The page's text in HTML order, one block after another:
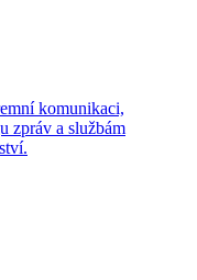
komunikaci,
zpráv a službám